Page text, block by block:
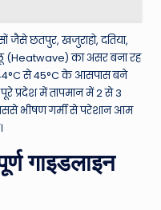
जैसे छतपुर, खजुराहो, दतिया,
का असर बना रह
से 45°C के आसपास बने
प्रदेश में तापमान में 2 से 3
जिससे भीषण गर्मी से परेशान आम
गाइडलाइन